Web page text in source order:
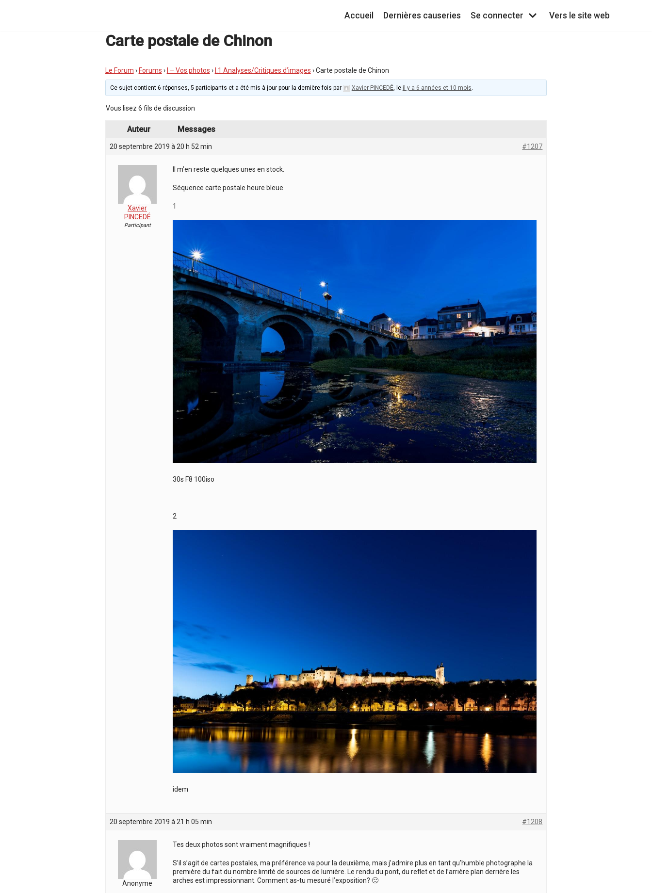
Accueil Dernières causeries Se connecter Vers le site web
Carte postale de Chinon
Le Forum › Forums › I – Vos photos › I.1 Analyses/Critiques d’images › Carte postale de Chinon
Ce sujet contient 6 réponses, 5 participants et a été mis à jour pour la dernière fois par Xavier PINCEDÉ, le il y a 6 années et 10 mois.
Vous lisez 6 fils de discussion
Auteur Messages
20 septembre 2019 à 20 h 52 min #1207
Xavier
PINCEDÉ
Participant
Il m’en reste quelques unes en stock.
Séquence carte postale heure bleue
1
30s F8 100iso
2
idem
20 septembre 2019 à 21 h 05 min #1208
Anonyme
Tes deux photos sont vraiment magnifiques !
S’il s’agit de cartes postales, ma préférence va pour la deuxième, mais j’admire plus en tant qu’humble photographe la
première du fait du nombre limité de sources de lumière. Le rendu du pont, du reflet et de l’arrière plan derrière les
arches est impressionnant. Comment as-tu mesuré l’exposition? 🙂